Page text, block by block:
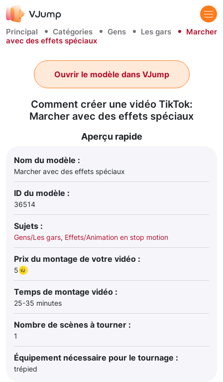
Principal Catégories Gens Les gars
Marcher
avec des effets spéciaux
Comment créer une vidéo TikTok:
Marcher avec des effets spéciaux
Ouvrir le modèle dans VJump
Aperçu rapide
Nom du modèle :
Marcher avec des effets spéciaux
ID du modèle :
36514
Sujets :
Gens/Les gars, Effets/Animation en stop motion
Prix du montage de votre vidéo :
5
Temps de montage vidéo :
25-35 minutes
Nombre de scènes à tourner :
1
Équipement nécessaire pour le tournage :
trépied